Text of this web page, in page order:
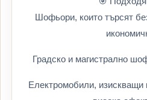
Шофьори, които търсят
Градско и магистрално
Електромобили, изискващи